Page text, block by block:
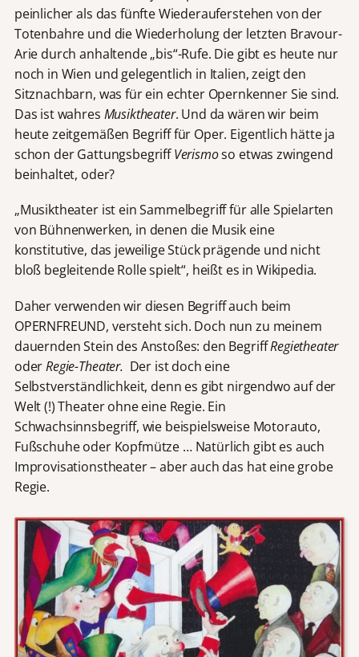
peinlicher als das fünfte Wiederauferstehen von der
Totenbahre und die Wiederholung der letzten Bravour-
Arie durch anhaltende „bis“-Rufe. Die gibt es heute nur
noch in Wien und gelegentlich in Italien, zeigt den
Sitznachbarn, was für ein echter Opernkenner Sie sind.
Das ist wahres Musiktheater. Und da wären wir beim
heute zeitgemäßen Begriff für Oper. Eigentlich hätte ja
schon der GattungsbegriffVerismoso etwas zwingend
beinhaltet, oder?
„Musiktheater ist ein Sammelbegriff für alle Spielarten
von Bühnenwerken, in denen die Musik eine
konstitutive, das jeweilige Stück prägende und nicht
bloß begleitende Rolle spielt“, heißt es in Wikipedia.
Daher verwenden wir diesen Begriff auch beim
OPERNFREUND, versteht sich. Doch nun zu meinem
dauernden Stein des Anstoßes: den BegriffRegietheater
oderRegie-Theater. Der ist doch eine
Selbstverständlichkeit, denn es gibt nirgendwo auf der
Welt (!) Theater ohne eine Regie. Ein
Schwachsinnsbegriff, wie beispielsweise Motorauto,
Fußschuhe oder Kopfmütze … Natürlich gibt es auch
Improvisationstheater – aber auch das hat eine grobe
Regie.